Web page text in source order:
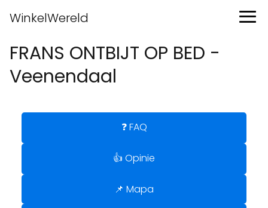
WinkelWereld
FRANS ONTBIJT OP BED -
Veenendaal
❓ FAQ
👍 Opinie
📌 Mapa